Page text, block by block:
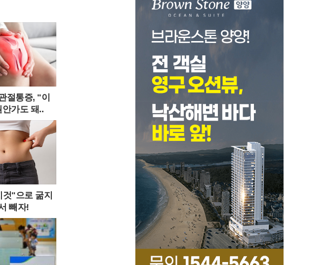
절통증, "이
가도 돼..
"으로 굶지
빼자!
게 주의 사항을 거듭 전달하고 있다. 지자체는 의심
스러운 물체를 발견했을 때의 행동 요령을 전파하
즉시 인근 군부대나 경찰서에 신고해 줄 것을 강력
의 지뢰 유입이 계속될 것으로 보고 긴밀한 협력 체
계를 유지한다는 방침이다. 특히 밀물과 썰물의 차
이가 큰 서해안의 특성상 지뢰가 갯벌 깊숙이 묻히
거나 예상치 못한 장소로 밀려 올라올 수 있어 수색
범위는 더욱 확대될 전망이다. 강화군은 관광객들
이 안심하고 휴가를 즐길 수 있도록 군 당국의 수색
작전을 적극 지원하는 한편, 해안가 안전 통제를 강
화하여 단 한 건의 인명 피해도 발생하지 않도록 행
정력을 집중하고 있다.